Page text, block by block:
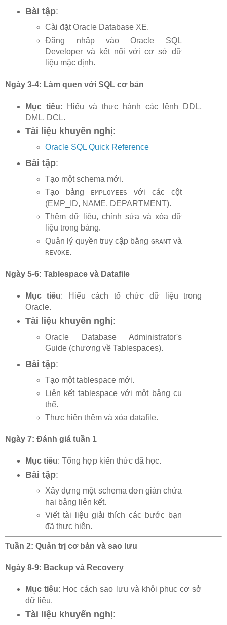
Bài tập:
Cài đặt Oracle Database XE.
Đăng nhập vào Oracle SQL
Developer và kết nối với cơ sở dữ
liệu mặc định.
Ngày 3-4: Làm quen với SQL cơ bản
Mục tiêu: Hiểu và thực hành các lệnh DDL,
DML, DCL.
Tài liệu khuyến nghị:
Oracle SQL Quick Reference
Bài tập:
Tạo một schema mới.
Tạo bảng
EMPLOYEES
với các cột
(EMP_ID, NAME, DEPARTMENT).
Thêm dữ liệu, chỉnh sửa và xóa dữ
liệu trong bảng.
Quản lý quyền truy cập bằng GRANTvà
REVOKE.
Ngày 5-6: Tablespace và Datafile
Mục tiêu: Hiểu cách tổ chức dữ liệu trong
Oracle.
Tài liệu khuyến nghị:
Oracle Database Administrator's
Guide (chương về Tablespaces).
Bài tập:
Tạo một tablespace mới.
Liên kết tablespace với một bảng cụ
thể.
Thực hiện thêm và xóa datafile.
Ngày 7: Đánh giá tuần 1
Mục tiêu: Tổng hợp kiến thức đã học.
Bài tập:
Xây dựng một schema đơn giản chứa
hai bảng liên kết.
Viết tài liệu giải thích các bước bạn
đã thực hiện.
Tuần 2: Quản trị cơ bản và sao lưu
Ngày 8-9: Backup và Recovery
Mục tiêu: Học cách sao lưu và khôi phục cơ sở
dữ liệu.
Tài liệu khuyến nghị: